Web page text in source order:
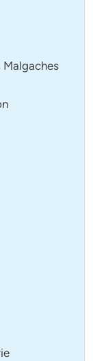
Malgaches